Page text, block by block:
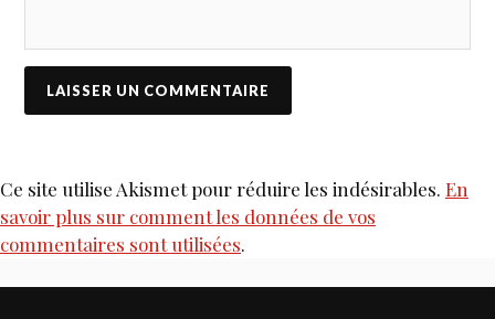
Ce site utilise Akismet pour réduire les indésirables. En
savoir plus sur comment les données de vos
commentaires sont utilisées.